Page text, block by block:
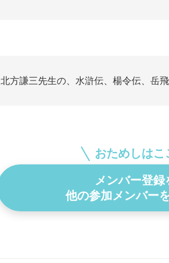
北方謙三先生の、水滸伝、楊令伝、岳
おためしはこ
メンバー登録
他の参加メンバー